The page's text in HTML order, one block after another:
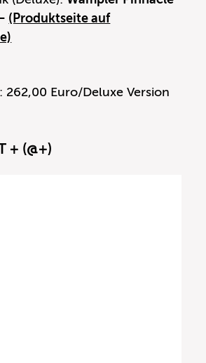
(Produktseite auf
262,00 Euro/Deluxe Version
+ (@+)